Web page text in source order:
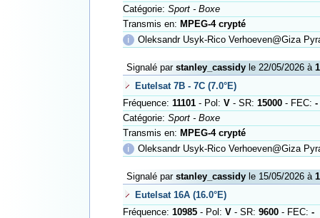
Catégorie: Sport - Boxe
Transmis en: MPEG-4 crypté
ℹ
Oleksandr Usyk-Rico Verhoeven@Giza
Signalé par stanley_cassidyle 22/05/2026 à
Eutelsat 7B - 7C (7.0°E)
Fréquence: 11101- Pol: V- SR: 15000- FEC: -
Catégorie: Sport - Boxe
Transmis en: MPEG-4 crypté
ℹ
Oleksandr Usyk-Rico Verhoeven@Giza
Signalé par stanley_cassidyle 15/05/2026 à
Eutelsat 16A (16.0°E)
Fréquence: 10985- Pol: V- SR: 9600- FEC: -